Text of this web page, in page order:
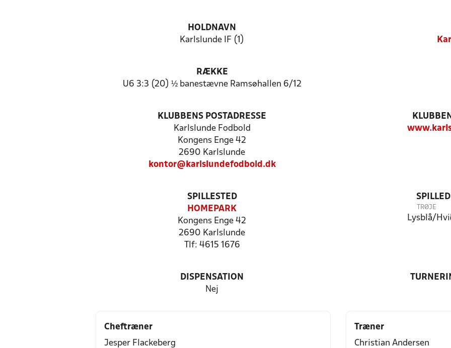
HOLDNAVN
Karlslunde IF (1)
RÆKKE
U6 3:3 (20) ½ banestævne Ramsøhallen 6/12
KLUBBENS POSTADRESSE
Karlslunde Fodbold
Kongens Enge 42
2690 Karlslunde
kontor@karlslundefodbold.dk
SPILLESTED
HOMEPARK
Kongens Enge 42
2690 Karlslunde
Tlf: 4615 1676
TRØJE
Lysblå/
DISPENSATION
Nej
Cheftræner
Jesper Flackeberg
Træner
Christian Andersen